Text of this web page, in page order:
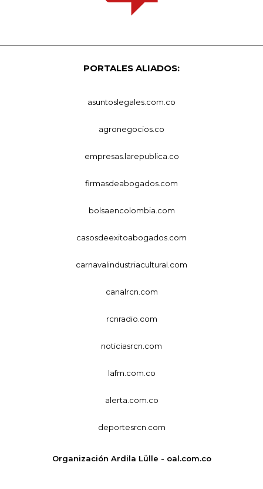
PORTALES ALIADOS:
asuntoslegales.com.co
agronegocios.co
empresas.larepublica.co
firmasdeabogados.com
bolsaencolombia.com
casosdeexitoabogados.com
carnavalindustriacultural.com
canalrcn.com
rcnradio.com
noticiasrcn.com
lafm.com.co
alerta.com.co
deportesrcn.com
Organización Ardila Lülle - oal.com.co